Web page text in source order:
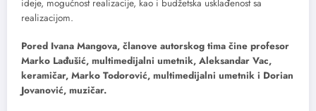
ideje, mogućnost realizacije, kao i budžetska usklađenost sa
realizacijom.
Pored Ivana Mangova, članove autorskog tima čine profesor
Marko Lađušić, multimedijalni umetnik, Aleksandar Vac,
keramičar, Marko Todorović, multimedijalni umetnik i Dorian
Jovanović, muzičar.